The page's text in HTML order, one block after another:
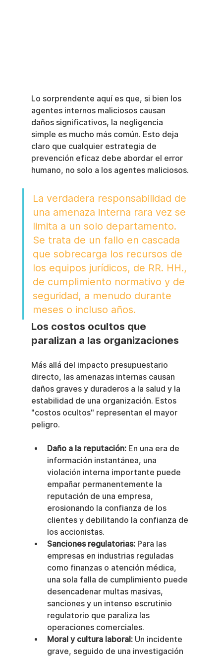
Lo sorprendente aquí es que, si bien los
agentes internos maliciosos causan
daños significativos, la negligencia
simple es mucho más común. Esto deja
claro que cualquier estrategia de
prevención eficaz debe abordar el error
humano, no solo a los agentes maliciosos.
La verdadera responsabilidad de
una amenaza interna rara vez se
limita a un solo departamento.
Se trata de un fallo en cascada
que sobrecarga los recursos de
los equipos jurídicos, de RR. HH.,
de cumplimiento normativo y de
seguridad, a menudo durante
meses o incluso años.
Los costos ocultos que
paralizan a las organizaciones
Más allá del impacto presupuestario
directo, las amenazas internas causan
daños graves y duraderos a la salud y la
estabilidad de una organización. Estos
"costos ocultos" representan el mayor
peligro.
Daño a la reputación: En una era de
información instantánea, una
violación interna importante puede
empañar permanentemente la
reputación de una empresa,
erosionando la confianza de los
clientes y debilitando la confianza de
los accionistas.
Sanciones regulatorias: Para las
empresas en industrias reguladas
como finanzas o atención médica,
una sola falla de cumplimiento puede
desencadenar multas masivas,
sanciones y un intenso escrutinio
regulatorio que paraliza las
operaciones comerciales.
Moral y cultura laboral: Un incidente
grave, seguido de una investigación